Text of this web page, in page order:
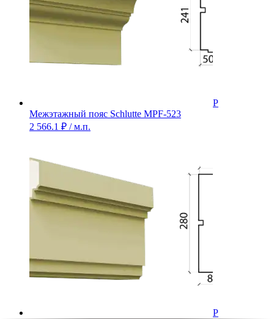
Межэтажный пояс Schlutte MPF-523
2 566.1 ₽ / м.п.